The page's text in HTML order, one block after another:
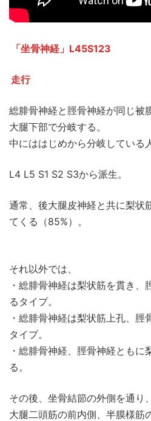
「坐骨神経」L45S123
走行
総腓骨神経と脛骨神経が同じ被
大腿下部で分岐する。
中にははじめから分岐している
L4 L5 S1 S2 S3から派生。
通常、後大腿皮神経と共に梨状
てくる（85%）。
それ以外では、
・総腓骨神経は梨状筋を貫き、
るタイプ。
・総腓骨神経は梨状筋上孔、脛
タイプ。
・総腓骨神経、脛骨神経ともに
る。
その後、坐骨結節の外側を通り、
大腿二頭筋の前内側、半膜様筋